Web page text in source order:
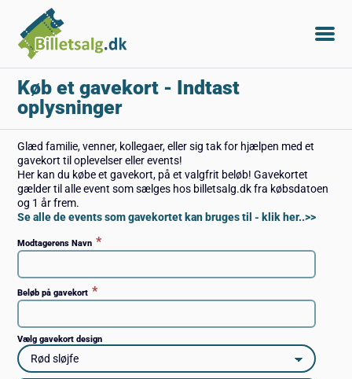
Køb et gavekort - Indtast
oplysninger
Glæd familie, venner, kollegaer, eller sig tak for hjælpen med et
gavekort til oplevelser eller events!
Her kan du købe et gavekort, på et valgfrit beløb! Gavekortet
gælder til alle event som sælges hos billetsalg.dk fra købsdatoen
og 1 år frem.
Se alle de events som gavekortet kan bruges til - klik her..>>
Modtagerens Navn *
Beløb på gavekort *
Vælg gavekort design